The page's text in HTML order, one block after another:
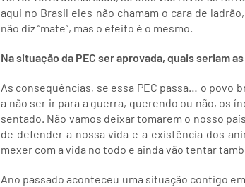
aqui no Brasil eles não chamam o cara de
não diz “mate”, mas o efeito é o mesmo.
Na situação da PEC ser aprovada, quais seriam
As consequências, se essa PEC passa… o
a não ser ir para a guerra, querendo ou não, os
sentado. Não vamos deixar tomarem o nosso
de defender a nossa vida e a existência dos
mexer com a vida no todo e ainda vão tentar
Ano passado aconteceu uma situação contigo